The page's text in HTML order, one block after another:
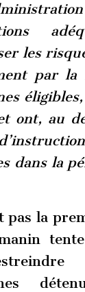
les
par la
ont, au
dans la
pas la